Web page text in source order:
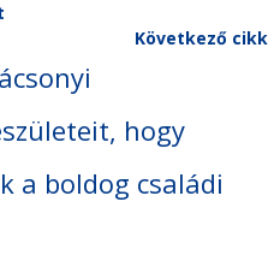
CÉGEKNEK
Következő cikk
hogy
a boldog családi